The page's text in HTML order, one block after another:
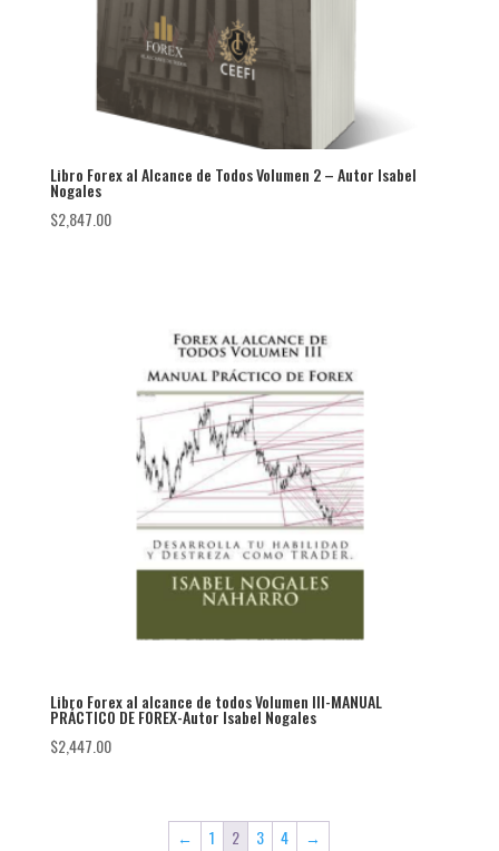
Libro Forex al Alcance de Todos Volumen 2 – Autor Isabel
Nogales
$2,847.00
Libro Forex al alcance de todos Volumen III-MANUAL
PRÁCTICO DE FOREX-Autor Isabel Nogales
$2,447.00
← 1 2 3 4 →